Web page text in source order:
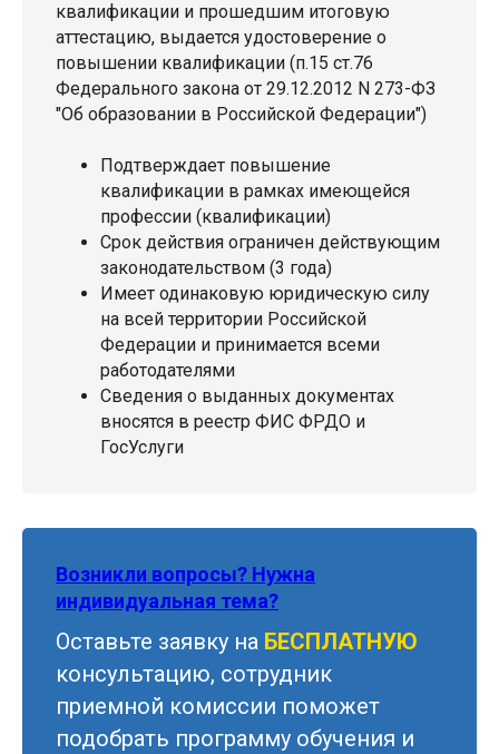
квалификации и прошедшим итоговую
аттестацию, выдается удостоверение о
повышении квалификации (п.15 ст.76
Федерального закона от 29.12.2012 N 273-ФЗ
"Об образовании в Российской Федерации")
Подтверждает повышение
квалификации в рамках имеющейся
профессии (квалификации)
Срок действия ограничен действующим
законодательством (3 года)
Имеет одинаковую юридическую силу
на всей территории Российской
Федерации и принимается всеми
работодателями
Сведения о выданных документах
вносятся в реестр ФИС ФРДО и
ГосУслуги
Возникли вопросы? Нужна
индивидуальная тема?
Оставьте заявку на БЕСПЛАТНУЮ
консультацию, сотрудник
приемной комиссии поможет
подобрать программу обучения и